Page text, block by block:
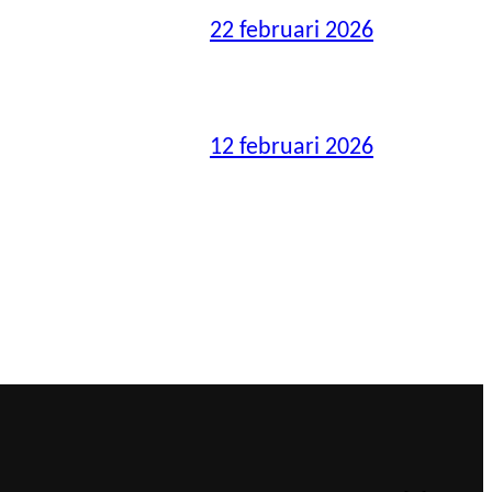
22 februari 2026
12 februari 2026